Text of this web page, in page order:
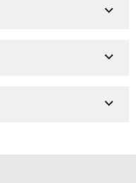


